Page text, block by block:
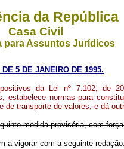
da República
Casa Civil
para Assuntos Jurídicos
DE 5 DE JANEIRO DE 1995.
da Lei nº 7.102, de
estabelece normas para
de transporte de valores, e dá
medida provisória, com
a vigorar com a seguinte